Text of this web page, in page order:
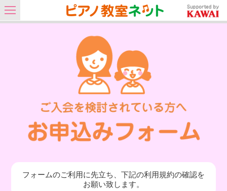
フォームのご利用に先立ち、下記の利用規約の確認を
お願い致します。